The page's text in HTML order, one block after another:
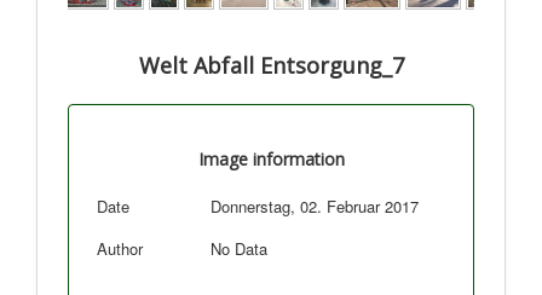
Welt Abfall Entsorgung_7
Image information
Date
Donnerstag, 02. Februar 2017
Author
No Data